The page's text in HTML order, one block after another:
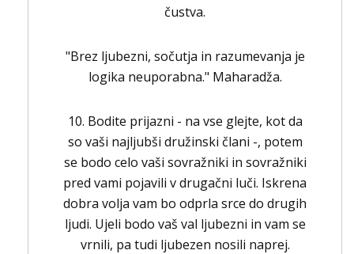
čustva.
"Brez ljubezni, sočutja in razumevanja je
logika neuporabna." Maharadža.
10. Bodite prijazni - na vse glejte, kot da
so vaši najljubši družinski člani -, potem
se bodo celo vaši sovražniki in sovražniki
pred vami pojavili v drugačni luči. Iskrena
dobra volja vam bo odprla srce do drugih
ljudi. Ujeli bodo vaš val ljubezni in vam se
vrnili, pa tudi ljubezen nosili naprej.